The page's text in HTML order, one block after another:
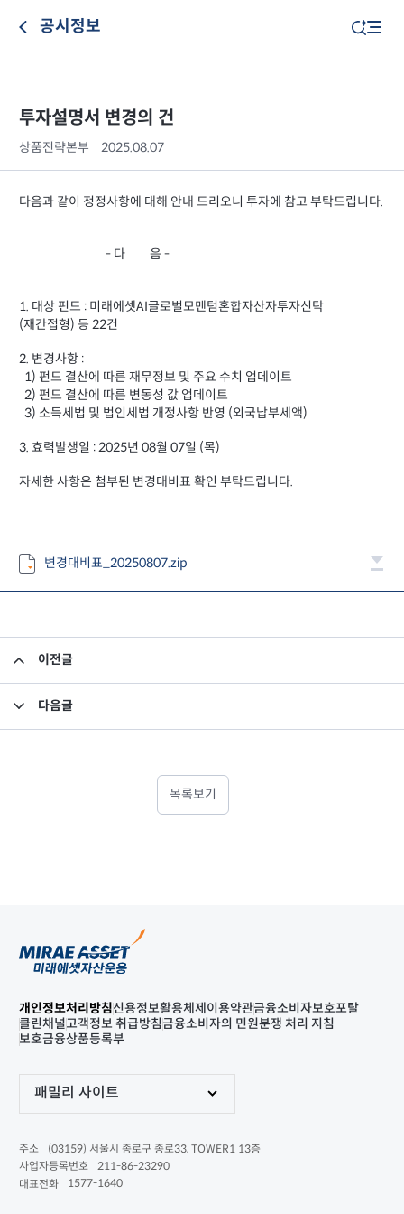
공시정보
투자설명서 변경의 건
상품전략본부 2025.08.07
다음과 같이 정정사항에 대해 안내 드리오니 투자에 참고 부탁드립니다.
- 다 음 -
1. 대상 펀드 : 미래에셋AI글로벌모멘텀혼합자산자투자신탁
(재간접형) 등 22건
2. 변경사항 :
1) 펀드 결산에 따른 재무정보 및 주요 수치 업데이트
2) 펀드 결산에 따른 변동성 값 업데이트
3) 소득세법 및 법인세법 개정사항 반영 (외국납부세액)
3. 효력발생일 : 2025년 08월 07일 (목)
자세한 사항은 첨부된 변경대비표 확인 부탁드립니다.
변경대비표_20250807.zip
이전글
다음글
목록보기
개인정보처리방침신용정보활용체제 이용약관금융소비자보호포탈
클린채널고객정보 취급방침금융소비자의 민원분쟁 처리 지침
보호금융상품등록부
패밀리 사이트
주소
(03159) 서울시 종로구 종로33, TOWER1 13층
사업자등록번호
211-86-23290
대표전화
1577-1640